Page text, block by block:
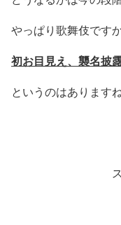
やっぱり歌舞伎です
初お目見え、襲名披
というのはありますね